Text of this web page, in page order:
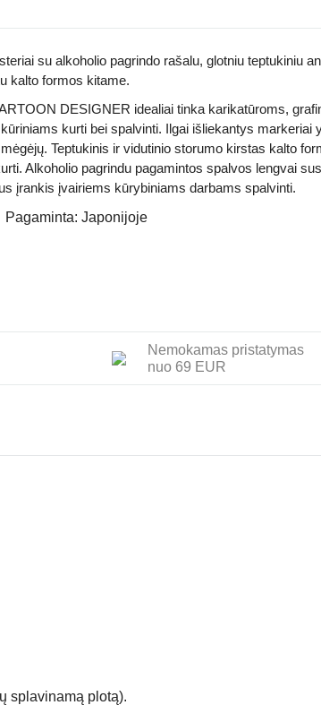
su alkoholio pagrindo rašalu, glotniu teptukiniu
kalto formos kitame.
DESIGNER idealiai tinka karikatūroms,
kurti bei spalvinti. Ilgai išliekantys markeriai
Teptukinis ir vidutinio storumo kirstas kalto
Alkoholio pagrindu pagamintos spalvos lengvai
įrankis įvairiems kūrybiniams darbams spalvinti.
Pagaminta: Japonijoje
Nemokamas pristatymas
nuo 69 EUR
splavinamą plotą).